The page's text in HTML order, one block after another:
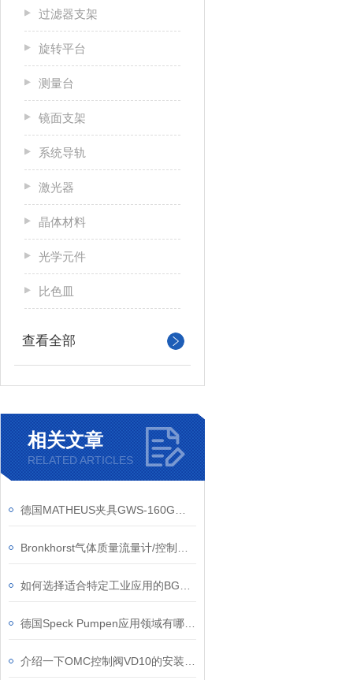
过滤器支架
旋转平台
测量台
镜面支架
系统导轨
激光器
晶体材料
光学元件
比色皿
查看全部
相关文章
RELATED ARTICLES